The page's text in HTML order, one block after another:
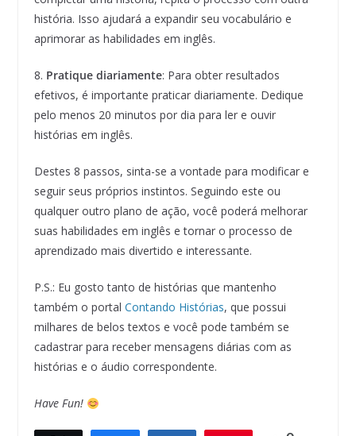
história. Isso ajudará a expandir seu vocabulário e
aprimorar as habilidades em inglês.
8. Pratique diariamente: Para obter resultados
efetivos, é importante praticar diariamente. Dedique
pelo menos 20 minutos por dia para ler e ouvir
histórias em inglês.
Destes 8 passos, sinta-se a vontade para modificar e
seguir seus próprios instintos. Seguindo este ou
qualquer outro plano de ação, você poderá melhorar
suas habilidades em inglês e tornar o processo de
aprendizado mais divertido e interessante.
P.S.: Eu gosto tanto de histórias que mantenho
também o portal Contando Histórias, que possui
milhares de belos textos e você pode também se
cadastrar para receber mensagens diárias com as
histórias e o áudio correspondente.
Have Fun!